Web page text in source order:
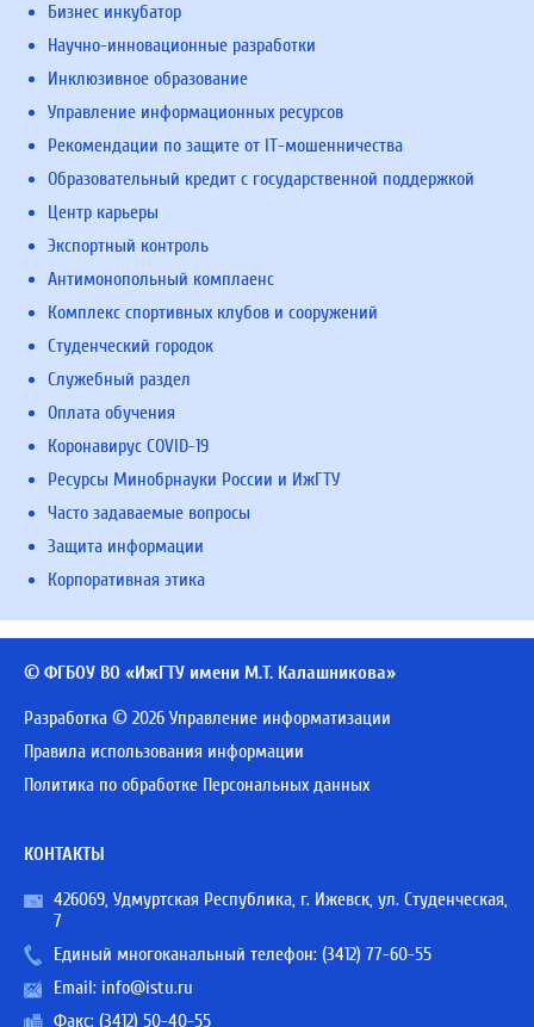
Бизнес инкубатор
Научно-инновационные разработки
Инклюзивное образование
Управление информационных ресурсов
Рекомендации по защите от IT-мошенничества
Образовательный кредит с государственной поддержкой
Центр карьеры
Экспортный контроль
Антимонопольный комплаенс
Комплекс спортивных клубов и сооружений
Студенческий городок
Служебный раздел
Оплата обучения
Коронавирус COVID-19
Ресурсы Минобрнауки России и ИжГТУ
Часто задаваемые вопросы
Защита информации
Корпоративная этика
© ФГБОУ ВО «ИжГТУ имени М.Т. Калашникова»
Разработка © 2026 Управление информатизации
Правила использования информации
Политика по обработке Персональных данных
КОНТАКТЫ
426069, Удмуртская Республика, г. Ижевск, ул. Студенческая,
7
Единый многоканальный телефон: (3412) 77-60-55
Email: info@istu.ru
Факс: (3412) 50-40-55